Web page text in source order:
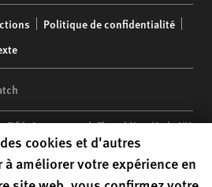
Politique de confidentialité
Fifth Avenue, 34th Floor | New York,NY
nonprofit registered in the US
preferences
cookies et d'autres
améliorer votre expérience en